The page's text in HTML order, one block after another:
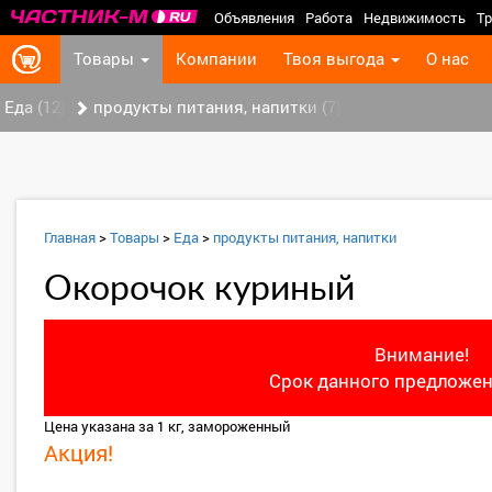
Объявления Работа Недвижимость
Товары Компании Твоя выгода О нас
Еда (12) продукты питания, напитки (7)
Главная>Товары > Еда> продукты питания, напитки
Окорочок куриный
Внимание!
Срок данного
Цена указана за 1 кг, замороженный
Акция!